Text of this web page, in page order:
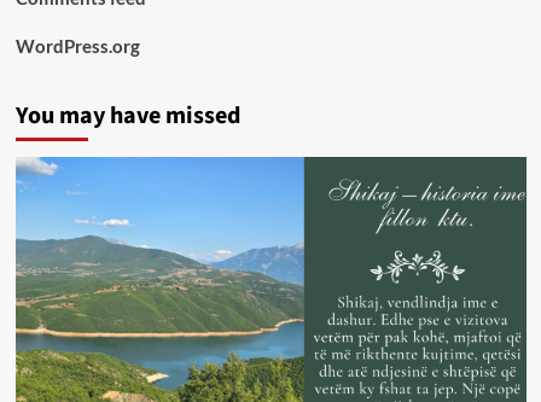
WordPress.org
You may have missed